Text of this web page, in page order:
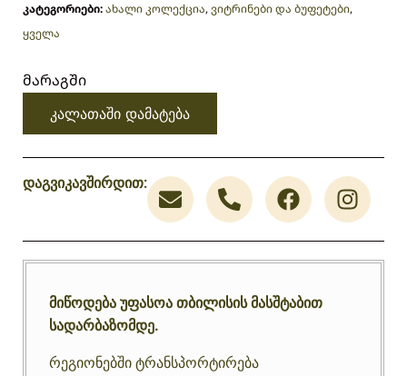
კატეგორიები:ახალი კოლექცია,ვიტრინები და ბუფეტები,
ყველა
მარაგში
კალათაში დამატება
დაგვიკავშირდით:
მიწოდება უფასოა თბილისის მასშტაბით
სადარბაზომდე.
რეგიონებში ტრანსპორტირება